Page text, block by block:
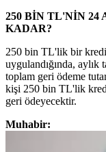
250 BİN TL'NİN 24
KADAR?
250 bin TL'lik bir kredi
uygulandığında,
toplam geri ödeme
kişi 250 bin TL'lik
geri ödeyecektir.
Muhabir: